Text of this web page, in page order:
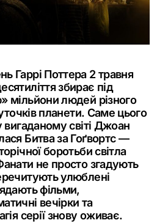
Гаррі Поттера 2 травня
збирає під
мільйони людей різного
планети. Саме цього
вигаданому світі Джоан
Битва за Гоґвортс —
боротьби світла
не просто згадують
улюблені
фільми,
вечірки та
серії знову оживає.